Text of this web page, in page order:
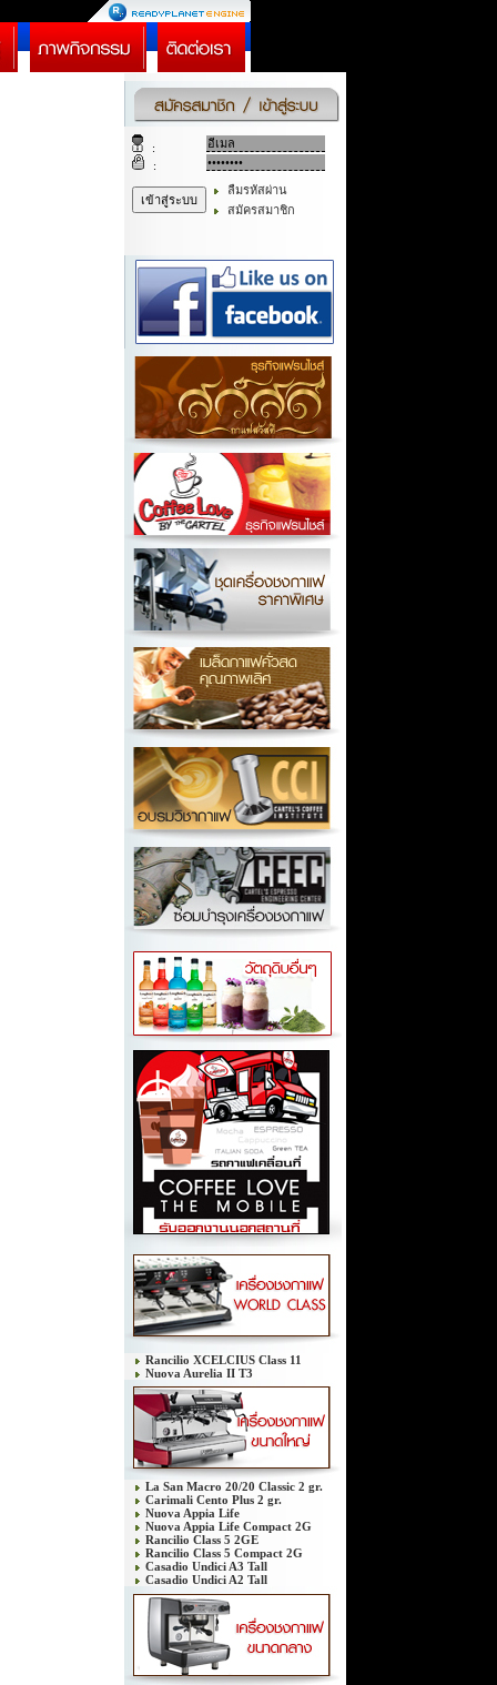
:
:
ลืมรหัสผ่าน
สมัครสมาชิก
Rancilio XCELCIUS Class 11
Nuova Aurelia II T3
La San Macro 20/20 Classic 2 gr.
Carimali Cento Plus 2 gr.
Nuova Appia Life
Nuova Appia Life Compact 2G
Rancilio Class 5 2GE
Rancilio Class 5 Compact 2G
Casadio Undici A3 Tall
Casadio Undici A2 Tall